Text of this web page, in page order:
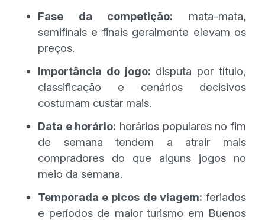
Fase da competição: mata-mata,
semifinais e finais geralmente elevam os
preços.
Importância do jogo: disputa por título,
classificação e cenários decisivos
costumam custar mais.
Data e horário: horários populares no fim
de semana tendem a atrair mais
compradores do que alguns jogos no
meio da semana.
Temporada e picos de viagem: feriados
e períodos de maior turismo em Buenos